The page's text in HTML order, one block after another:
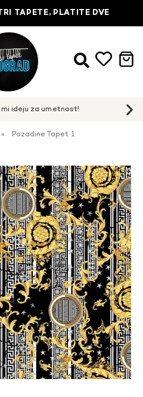
TAPETE, PLATITE DVE
» Pozadine Tapet 1